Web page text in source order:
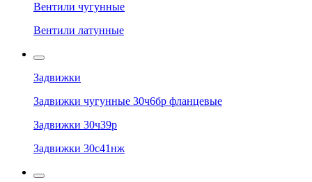
Вентили чугунные
Вентили латунные
Задвижки
Задвижки чугунные 30ч6бр фланцевые
Задвижки 30ч39р
Задвижки 30с41нж